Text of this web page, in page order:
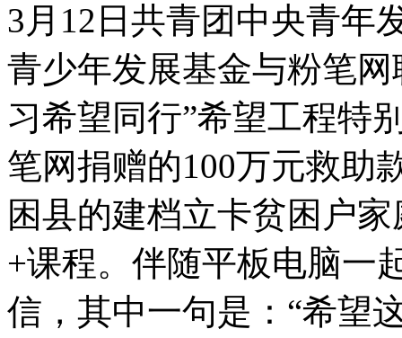
3月12日共青团中央青年
青少年发展基金与粉笔
习希望同行”希望工程特
笔网捐赠的100万元救助
困县的建档立卡贫困户
+课程。伴随平板电脑一
信，其中一句是：“希望